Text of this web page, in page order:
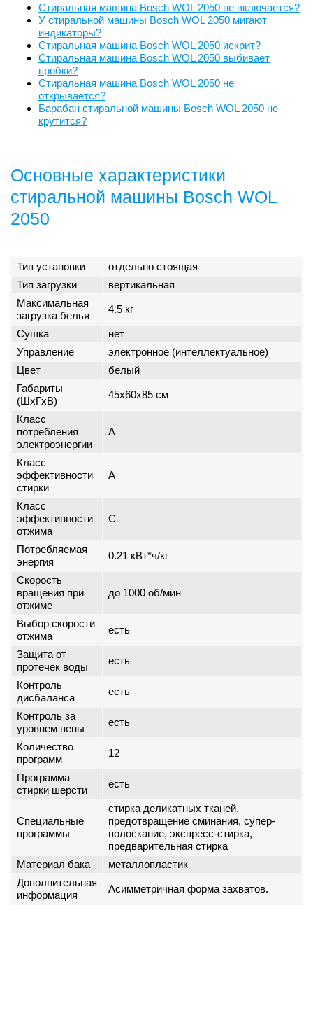
Стиральная машина Bosch WOL 2050 не включается?
У стиральной машины Bosch WOL 2050 мигают
индикаторы?
Стиральная машина Bosch WOL 2050 искрит?
Стиральная машина Bosch WOL 2050 выбивает
пробки?
Стиральная машина Bosch WOL 2050 не
открывается?
Барабан стиральной машины Bosch WOL 2050 не
крутится?
Основные характеристики
стиральной машины Bosch WOL
2050
Тип установки
отдельно стоящая
Тип загрузки
вертикальная
Максимальная
загрузка белья
4.5 кг
Сушка
нет
Управление
электронное (интеллектуальное)
Цвет
белый
Габариты
(ШxГxВ)
45x60x85 см
Класс
потребления
электроэнергии
A
Класс
эффективности
стирки
A
Класс
эффективности
отжима
C
Потребляемая
энергия
0.21 кВт*ч/кг
Скорость
вращения при
отжиме
до 1000 об/мин
Выбор скорости
отжима
есть
Защита от
протечек воды
есть
Контроль
дисбаланса
есть
Контроль за
уровнем пены
есть
Количество
программ
12
Программа
стирки шерсти
есть
Специальные
программы
стирка деликатных тканей,
предотвращение сминания, супер-
полоскание, экспресс-стирка,
предварительная стирка
Материал бака
металлопластик
Дополнительная
информация
Асимметричная форма захватов.